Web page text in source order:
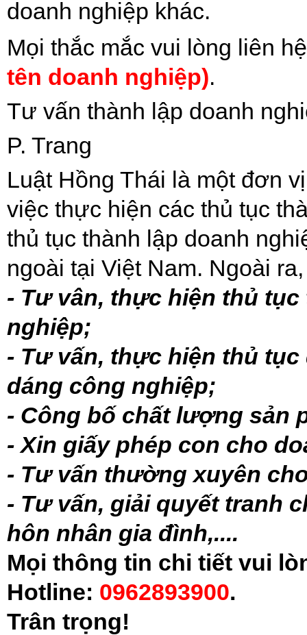
doanh nghiệp khác.
Mọi thắc mắc vui lòng liên
tên doanh nghiệp).
Tư vấn thành lập doanh
P. Trang
Luật Hồng Thái là một đơn
việc thực hiện các thủ tục
thủ tục thành lập doanh
ngoài tại Việt Nam. Ngoài
- Tư vân, thực hiện thủ
nghiệp;
- Tư vấn, thực hiện thủ
dáng công nghiệp;
- Công bố chất lượng sản
- Xin giấy phép con cho
- Tư vấn thường xuyên
- Tư vấn, giải quyết tranh
hôn nhân gia đình,....
Mọi thông tin chi tiết vui
Hotline: 0962893900.
Trân trọng!